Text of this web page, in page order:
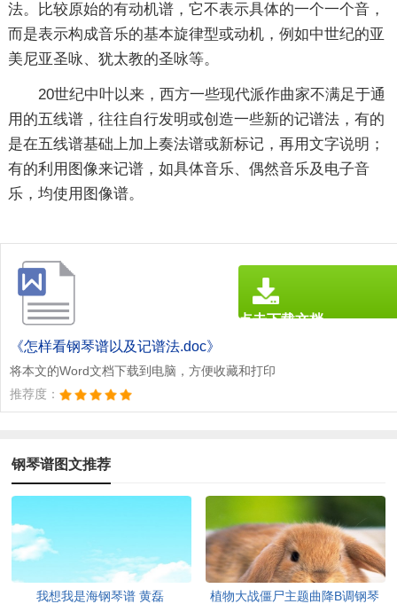
法。比较原始的有动机谱，它不表示具体的一个一个音，
而是表示构成音乐的基本旋律型或动机，例如中世纪的亚
美尼亚圣咏、犹太教的圣咏等。
20世纪中叶以来，西方一些现代派作曲家不满足于通
用的五线谱，往往自行发明或创造一些新的记谱法，有的
是在五线谱基础上加上奏法谱或新标记，再用文字说明；
有的利用图像来记谱，如具体音乐、偶然音乐及电子音
乐，均使用图像谱。
《怎样看钢琴谱以及记谱法.doc》
将本文的Word文档下载到电脑，方便收藏和打印
推荐度：
点击下载文档
钢琴谱图文推荐
我想我是海钢琴谱 黄磊
植物大战僵尸主题曲降B调钢琴